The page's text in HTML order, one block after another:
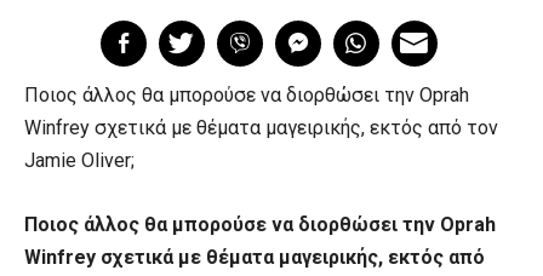
Ποιος άλλος θα μπορούσε να διορθώσει την Oprah
Winfrey σχετικά με θέματα μαγειρικής, εκτός από τον
Jamie Oliver;
Ποιος άλλος θα μπορούσε να διορθώσει την Oprah
Winfrey σχετικά με θέματα μαγειρικής, εκτός από